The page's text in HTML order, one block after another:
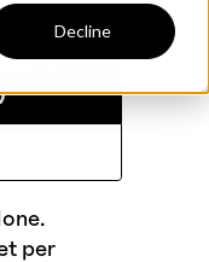
Decline
per